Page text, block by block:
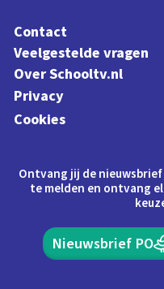
Contact
Veelgestelde vragen
Over Schooltv.nl
Privacy
Cookies
Ontvang jij de
te melden en ontvang
Nieuwsbrief PO